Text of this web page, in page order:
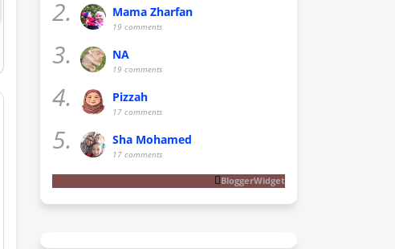
2. Mama Zharfan
19 comments
3. NA
19 comments
4. Pizzah
17 comments
5. Sha Mohamed
17 comments
BloggerWidget